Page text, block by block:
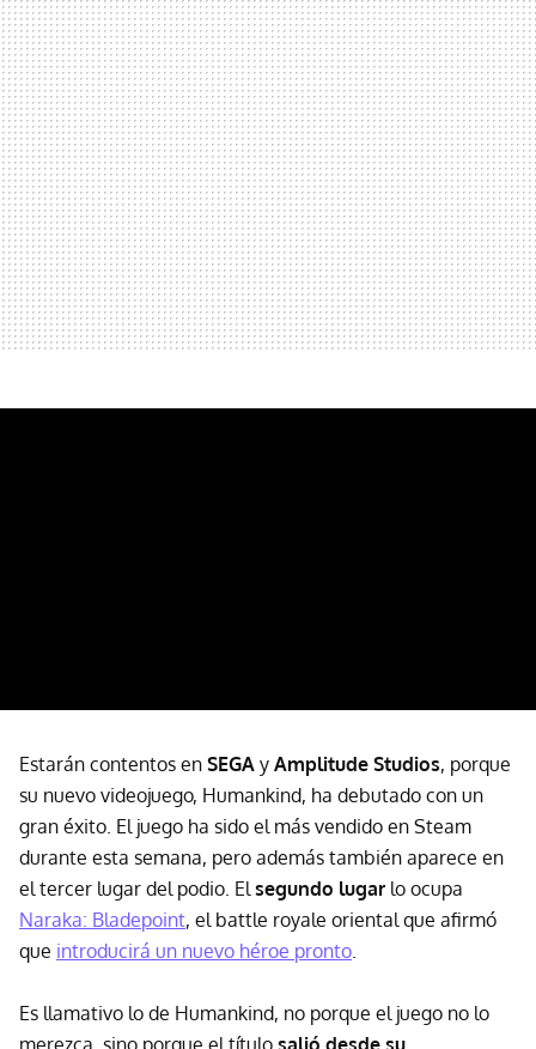
Estarán contentos en SEGA y Amplitude Studios, porque
su nuevo videojuego, Humankind, ha debutado con un
gran éxito. El juego ha sido el más vendido en Steam
durante esta semana, pero además también aparece en
el tercer lugar del podio. El segundo lugar lo ocupa
Naraka: Bladepoint, el battle royale oriental que afirmó
que introducirá un nuevo héroe pronto
Es llamativo lo de Humankind, no porque el juego no lo
merezca, sino porque el título salió desde su